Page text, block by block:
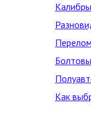
Калибры
Как